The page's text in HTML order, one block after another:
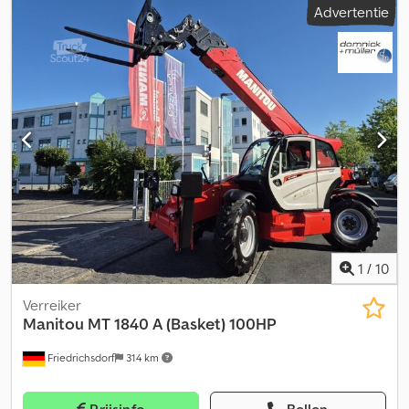
(Pools, Russisch, Oekraïens, Engels) Dkodpfx Acjza Nq Re Uor
Wijzigingen en fouten voorbehouden. Wij nemen graag uw
gebruikte voertuig in ruil. Financiering direct bij ons in huis
mogelijk. GOLEC NUTZFAHRZEUGE GMBH Wij spreken: Duits,
Engels, Spaans, Pools, Oekraïens, Russisch, Bulgaars.
Advertentie
1 / 10
Friedrichsdorf 314 km
Verreiker
Manitou MT 1840 A (Basket) 100HP